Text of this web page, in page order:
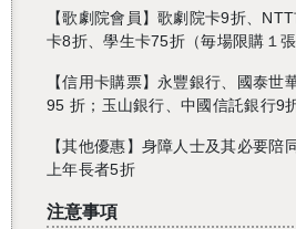
【歌劇院會員】歌劇院卡9折、
卡8折、學生卡75折（毎場限購１
【信用卡購票】永豐銀行、國泰世
95 折；玉山銀行、中國信託銀行9
【其他優惠】身障人士及其必要陪
上年長者5折
注意事項